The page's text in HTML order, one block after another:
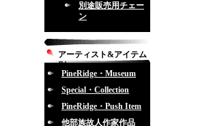
別途販売用チェー
ン
アーティスト&アイテム
別
PineRidge・Museum
Special・Collection
PineRidge・Push Item
他部族故人作家作品